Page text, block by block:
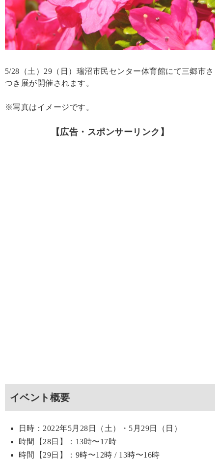
5/28（土）29（日）瑞沼市民センター体育館にて三郷市さ
つき展が開催されます。
※写真はイメージです。
【広告・スポンサーリンク】
イベント概要
日時：2022年5月28日（土）・5月29日（日）
時間【28日】：13時〜17時
時間【29日】：9時〜12時 / 13時〜16時